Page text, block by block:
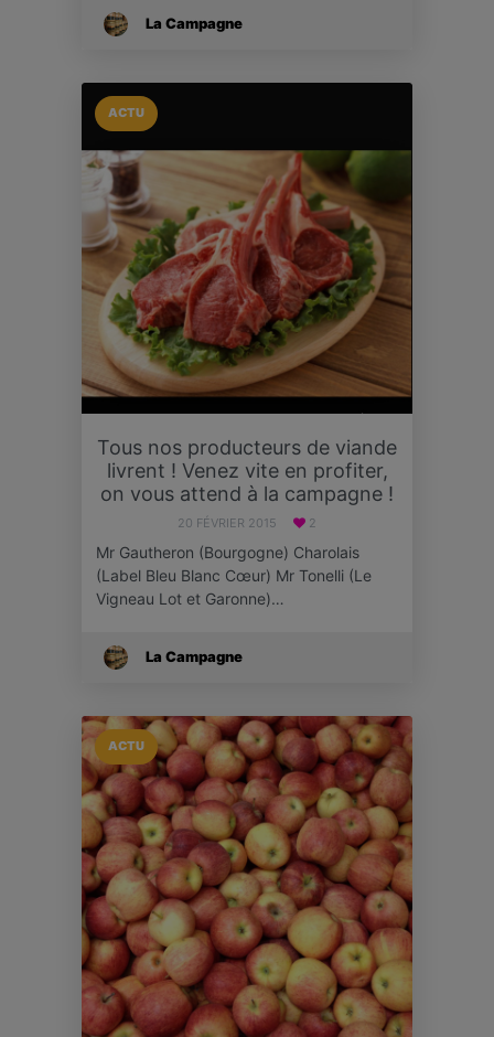
La Campagne
ACTU
Tous nos producteurs de viande
livrent ! Venez vite en profiter,
on vous attend à la campagne !
20 FÉVRIER 2015 2
Mr Gautheron (Bourgogne) Charolais
(Label Bleu Blanc Cœur) Mr Tonelli (Le
Vigneau Lot et Garonne)…
La Campagne
ACTU